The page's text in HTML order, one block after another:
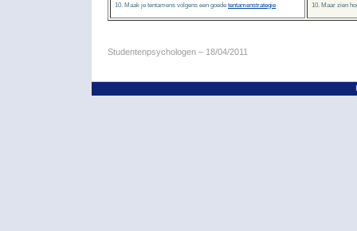
10. Maak je tentamens volgens een goede tentamenstrategie 10. Maar zien
Studentenpsychologen – 18/04/2011